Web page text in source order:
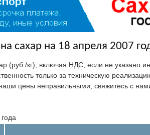
сахар на 18 апреля 2007
(руб./кг), включая НДС, если не указано
только за техническую
цены неправильными, свяжитесь с